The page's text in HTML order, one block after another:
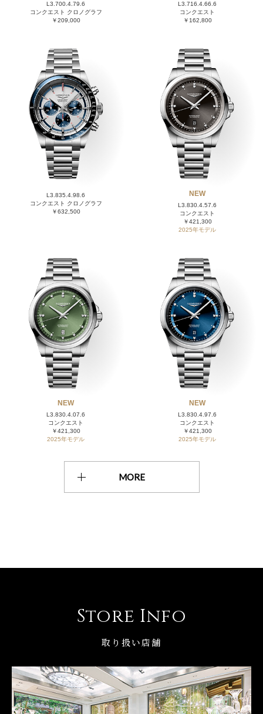
L3.700.4.79.6
コンクエスト クロノグラフ
￥209,000
L3.716.4.66.6
コンクエスト
￥162,800
L3.835.4.98.6
コンクエスト クロノグラフ
￥632,500
NEW
L3.830.4.57.6
コンクエスト
￥421,300
2025年モデル
NEW
L3.830.4.07.6
コンクエスト
￥421,300
2025年モデル
NEW
L3.830.4.97.6
コンクエスト
￥421,300
2025年モデル
MORE
Store Info
取り扱い店舗